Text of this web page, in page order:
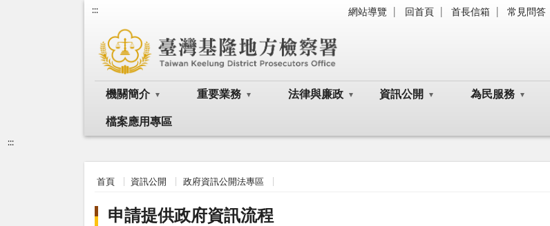
::: 網站導覽 回首頁 首長信箱 常見問答
機關簡介 重要業務 法律與廉政 資訊公開 為民服務
檔案應用專區
:::
首頁 資訊公開 政府資訊公開法專區
申請提供政府資訊流程